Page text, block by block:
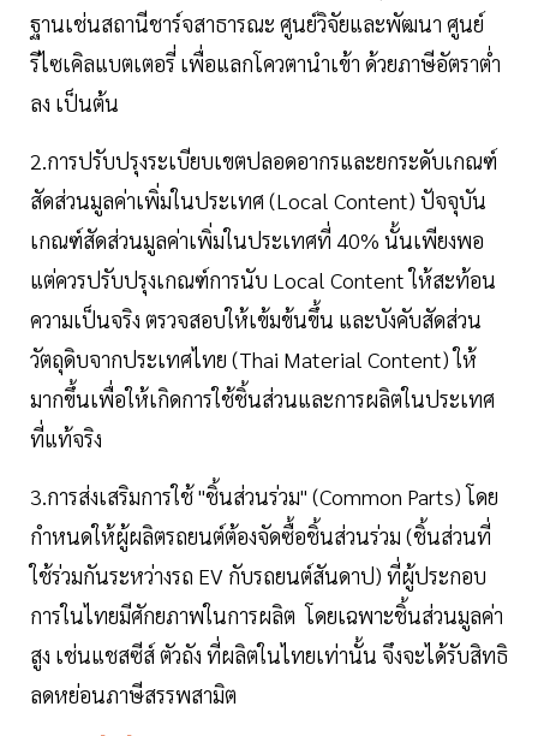
ฐานเช่นสถานีชาร์จสาธารณะ ศูนย์วิจัยและพัฒนา ศูนย์
รีไซเคิลแบตเตอรี่ เพื่อแลกโควตานำเข้า ด้วยภาษีอัตราต่ำ
ลง เป็นต้น
2.การปรับปรุงระเบียบเขตปลอดอากรและยกระดับเกณฑ์
สัดส่วนมูลค่าเพิ่มในประเทศ (Local Content) ปัจจุบัน
เกณฑ์สัดส่วนมูลค่าเพิ่มในประเทศที่ 40% นั้นเพียงพอ
แต่ควรปรับปรุงเกณฑ์การนับ Local Content ให้สะท้อน
ความเป็นจริง ตรวจสอบให้เข้มข้นขึ้น และบังคับสัดส่วน
วัตถุดิบจากประเทศไทย (Thai Material Content) ให้
มากขึ้นเพื่อให้เกิดการใช้ชิ้นส่วนและการผลิตในประเทศ
ที่แท้จริง
3.การส่งเสริมการใช้ "ชิ้นส่วนร่วม" (Common Parts) โดย
กำหนดให้ผู้ผลิตรถยนต์ต้องจัดซื้อชิ้นส่วนร่วม (ชิ้นส่วนที่
ใช้ร่วมกันระหว่างรถ EV กับรถยนต์สันดาป) ที่ผู้ประกอบ
การในไทยมีศักยภาพในการผลิต โดยเฉพาะชิ้นส่วนมูลค่า
สูง เช่นแชสซีส์ ตัวถัง ที่ผลิตในไทยเท่านั้น จึงจะได้รับสิทธิ
ลดหย่อนภาษีสรรพสามิต